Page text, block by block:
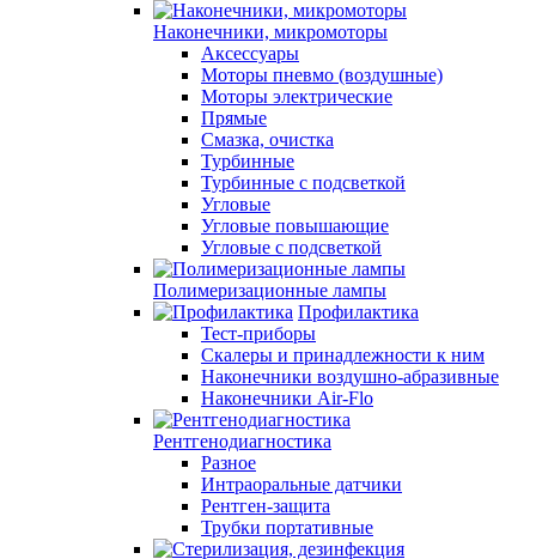
Наконечники, микромоторы
Аксессуары
Моторы пневмо (воздушные)
Моторы электрические
Прямые
Смазка, очистка
Турбинные
Турбинные с подсветкой
Угловые
Угловые повышающие
Угловые с подсветкой
Полимеризационные лампы
Профилактика
Тест-приборы
Скалеры и принадлежности к ним
Наконечники воздушно-абразивные
Наконечники Air-Flo
Рентгенодиагностика
Разное
Интраоральные датчики
Рентген-защита
Трубки портативные